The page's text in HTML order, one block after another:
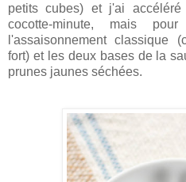
petits cubes) et j'ai
cocotte-minute, mais
l'assaisonnement classique
fort) et les deux bases de la
prunes jaunes séchées.